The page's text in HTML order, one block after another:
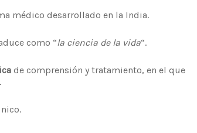
médico desarrollado en la India.
como “la ciencia de la vida“.
de comprensión y tratamiento, en el que